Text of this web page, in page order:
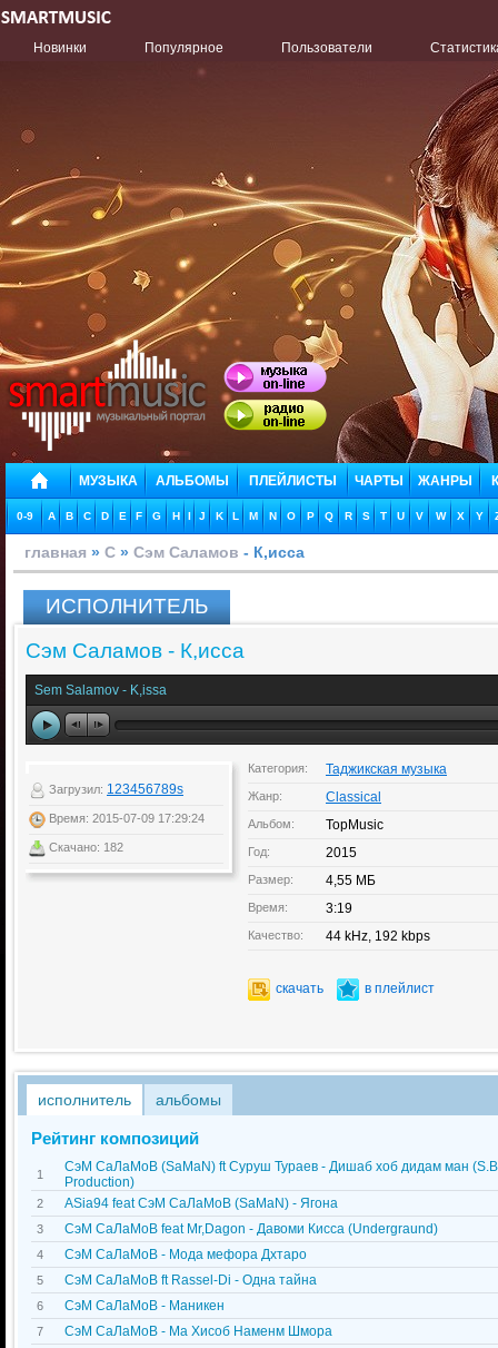
Новинки Популярное Пользователи
МУЗЫКА АЛЬБОМЫ ПЛЕЙЛИСТЫ ЧАРТЫ ЖАНРЫ
0-9 A B C D E F G H I J K L M N O P Q R S T U V W X Y
главная » С » Сэм Саламов - К,исса
ИСПОЛНИТЕЛЬ
Сэм Саламов - К,исса
Sem Salamov - K,issa
Загрузил: 123456789s
Время: 2015-07-09 17:29:24
Скачано: 182
Категория: Таджикская музыка
Жанр: Classical
Альбом: TopMusic
Год: 2015
Размер: 4,55 МБ
Время: 3:19
Качество: 44 kHz, 192 kbps
скачать в плейлист
исполнитель альбомы
Рейтинг композиций
1
СэМ СаЛаМоВ (SaMaN) ft Суруш Тураев - Дишаб хоб дидам ман (S.B
Production)
2 ASia94 feat СэМ СаЛаМоВ (SaMaN) - Ягона
3 СэМ СаЛаМоВ feat Mr,Dagon - Давоми Кисса (Undergraund)
4 СэМ СаЛаМоВ - Мода мефора Дхтаро
5 СэМ СаЛаМоВ ft Rassel-Di - Одна тайна
6 СэМ СаЛаМоВ - Маникен
7 СэМ СаЛаМоВ - Ма Хисоб Наменм Шмора